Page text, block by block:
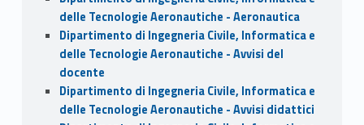
delle Tecnologie Aeronautiche - Aeronautica
Dipartimento di Ingegneria Civile, Informatica e
delle Tecnologie Aeronautiche - Avvisi del
docente
Dipartimento di Ingegneria Civile, Informatica e
delle Tecnologie Aeronautiche - Avvisi didattici